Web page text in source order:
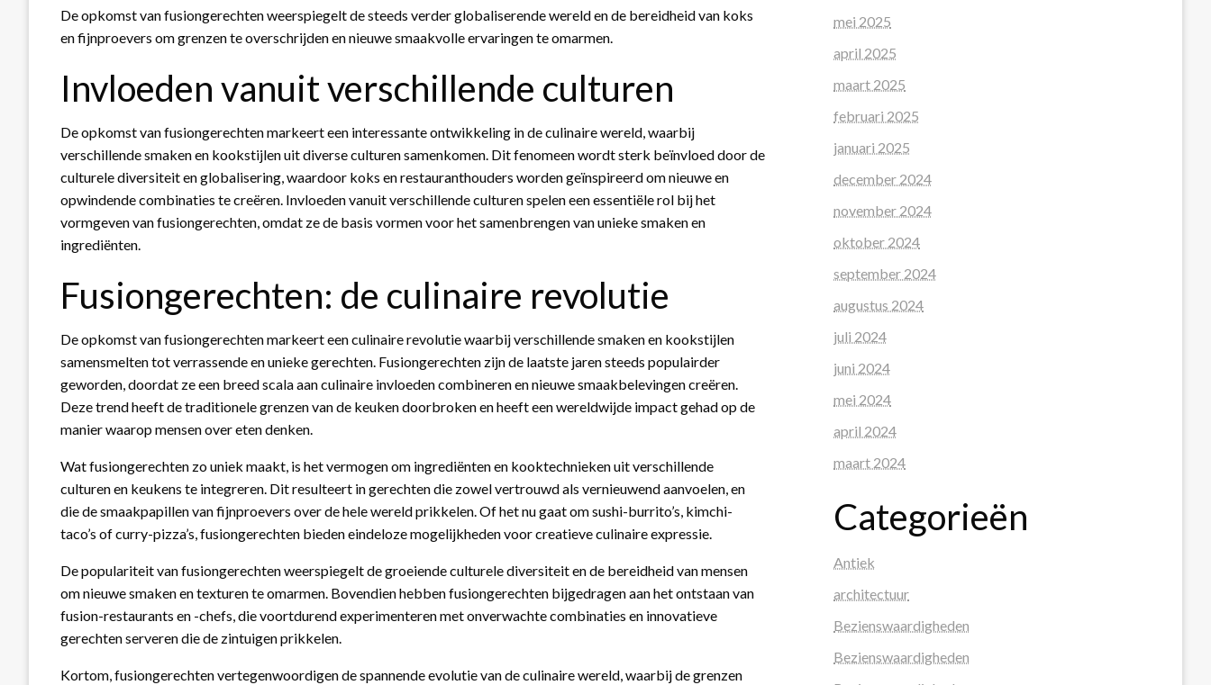
De opkomst van fusiongerechten weerspiegelt de steeds verder globaliserende wereld en de bereidheid van koks
en fijnproevers om grenzen te overschrijden en nieuwe smaakvolle ervaringen te omarmen.
Invloeden vanuit verschillende culturen
De opkomst van fusiongerechten markeert een interessante ontwikkeling in de culinaire wereld, waarbij
verschillende smaken en kookstijlen uit diverse culturen samenkomen. Dit fenomeen wordt sterk beïnvloed door de
culturele diversiteit en globalisering, waardoor koks en restauranthouders worden geïnspireerd om nieuwe en
opwindende combinaties te creëren. Invloeden vanuit verschillende culturen spelen een essentiële rol bij het
vormgeven van fusiongerechten, omdat ze de basis vormen voor het samenbrengen van unieke smaken en
ingrediënten.
Fusiongerechten: de culinaire revolutie
De opkomst van fusiongerechten markeert een culinaire revolutie waarbij verschillende smaken en kookstijlen
samensmelten tot verrassende en unieke gerechten. Fusiongerechten zijn de laatste jaren steeds populairder
geworden, doordat ze een breed scala aan culinaire invloeden combineren en nieuwe smaakbelevingen creëren.
Deze trend heeft de traditionele grenzen van de keuken doorbroken en heeft een wereldwijde impact gehad op de
manier waarop mensen over eten denken.
Wat fusiongerechten zo uniek maakt, is het vermogen om ingrediënten en kooktechnieken uit verschillende
culturen en keukens te integreren. Dit resulteert in gerechten die zowel vertrouwd als vernieuwend aanvoelen, en
die de smaakpapillen van fijnproevers over de hele wereld prikkelen. Of het nu gaat om sushi-burrito’s, kimchi-
taco’s of curry-pizza’s, fusiongerechten bieden eindeloze mogelijkheden voor creatieve culinaire expressie.
De populariteit van fusiongerechten weerspiegelt de groeiende culturele diversiteit en de bereidheid van mensen
om nieuwe smaken en texturen te omarmen. Bovendien hebben fusiongerechten bijgedragen aan het ontstaan van
fusion-restaurants en -chefs, die voortdurend experimenteren met onverwachte combinaties en innovatieve
gerechten serveren die de zintuigen prikkelen.
Kortom, fusiongerechten vertegenwoordigen de spannende evolutie van de culinaire wereld, waarbij de grenzen
mei 2025
april 2025
maart 2025
februari 2025
januari 2025
december 2024
november 2024
oktober 2024
september 2024
augustus 2024
juli 2024
juni 2024
mei 2024
april 2024
maart 2024
Categorieën
Antiek
architectuur
Bezienswaardigheden
Bezienswaardigheden